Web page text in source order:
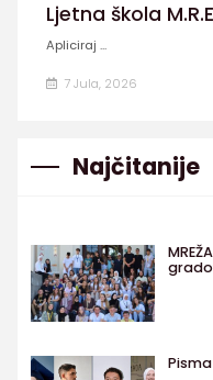
Ljetna škola
Apliciraj ...
7 Jula, 2026
Najčitanije